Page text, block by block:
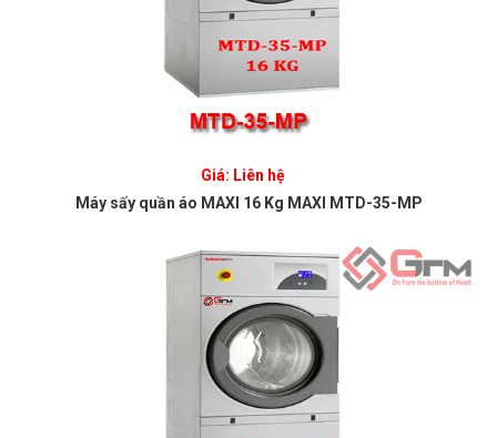
Giá: Liên hệ
Máy sấy quần áo MAXI 16 Kg MAXI MTD-35-MP